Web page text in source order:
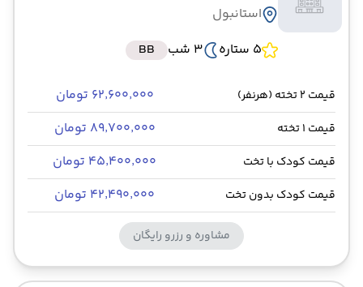
استانبول
5 ستاره
3 شب BB
قیمت 2 تخته (هرنفر) ۶۲٬۶۰۰٬۰۰۰ تومان
قیمت 1 تخته ۸۹٬۷۰۰٬۰۰۰ تومان
قیمت کودک با تخت ۴۵٬۴۰۰٬۰۰۰ تومان
قیمت کودک بدون تخت ۴۲٬۴۹۰٬۰۰۰ تومان
مشاوره و رزرو رایگان